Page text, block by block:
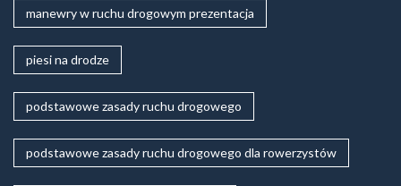
manewry w ruchu drogowym prezentacja
piesi na drodze
podstawowe zasady ruchu drogowego
podstawowe zasady ruchu drogowego dla rowerzystów